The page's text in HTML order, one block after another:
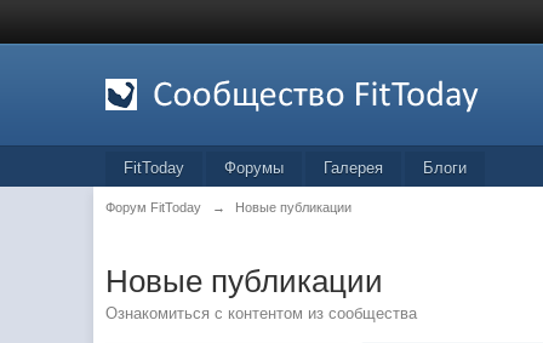
FitToday Форумы Галерея Блоги
Форум FitToday → Новые публикации
Новые публикации
Ознакомиться с контентом из сообщества